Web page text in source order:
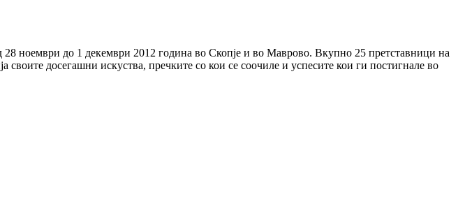
ноември до 1 декември 2012 година во Скопје и во Маврово. Вкупно 25 претставници на
досегашни искуства, пречките со кои се соочиле и успесите кои ги постигнале во